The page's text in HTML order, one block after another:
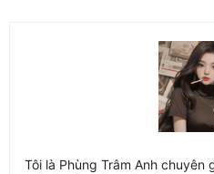
Tôi là Phùng Trâm Anh